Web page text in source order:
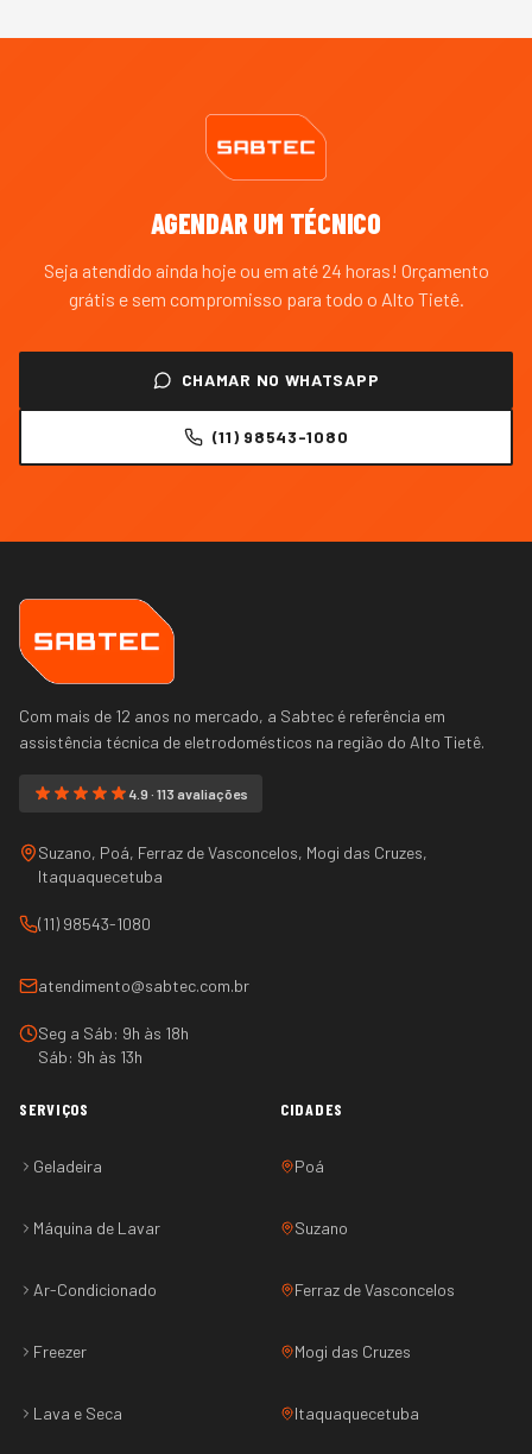
AGENDAR UM TÉCNICO
Seja atendido ainda hoje ou em até 24 horas! Orçamento
grátis e sem compromisso para todo o Alto Tietê.
CHAMAR NO WHATSAPP
(11) 98543-1080
Com mais de 12 anos no mercado, a Sabtec é referência em
assistência técnica de eletrodomésticos na região do Alto Tietê.
4.9 · 113 avaliações
Suzano, Poá, Ferraz de Vasconcelos, Mogi das Cruzes,
Itaquaquecetuba
(11) 98543-1080
atendimento@sabtec.com.br
Seg a Sáb: 9h às 18h
Sáb: 9h às 13h
SERVIÇOS
Geladeira
Máquina de Lavar
Ar-Condicionado
Freezer
Lava e Seca
CIDADES
Poá
Suzano
Ferraz de Vasconcelos
Mogi das Cruzes
Itaquaquecetuba